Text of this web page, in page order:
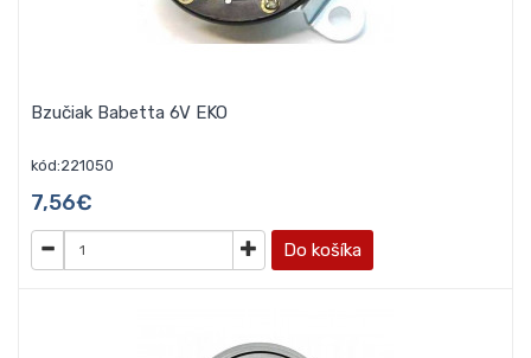
Bzučiak Babetta 6V EKO
kód:221050
7,56€
Do košíka